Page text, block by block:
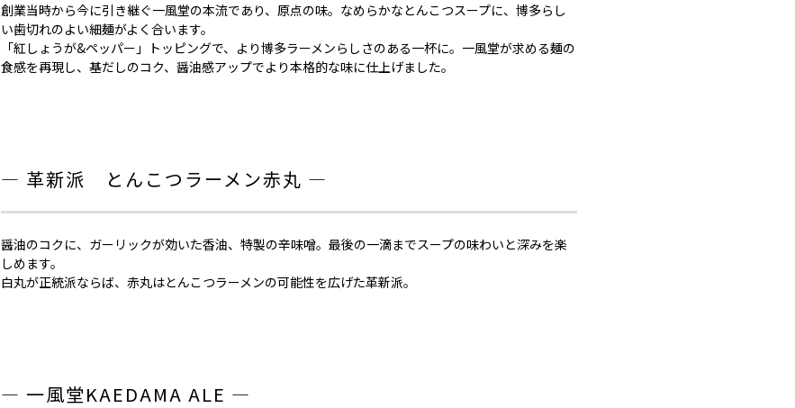
創業当時から今に引き継ぐ一風堂の本流であり、原点の味。なめらかなとんこつスープに、博多らし
い歯切れのよい細麺がよく合います。
「紅しょうが&ペッパー」トッピングで、より博多ラーメンらしさのある一杯に。一風堂が求める麺の
食感を再現し、基だしのコク、醤油感アップでより本格的な味に仕上げました。
― 革新派 とんこつラーメン赤丸 ―
醤油のコクに、ガーリックが効いた香油、特製の辛味噌。最後の一滴までスープの味わいと深みを楽
しめます。
白丸が正統派ならば、赤丸はとんこつラーメンの可能性を広げた革新派。
― 一風堂KAEDAMA ALE ―